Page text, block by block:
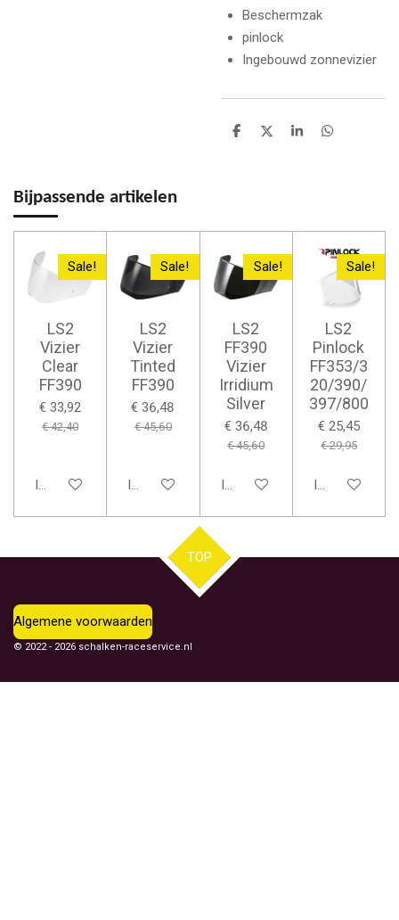
Beschermzak
pinlock
Ingebouwd zonnevizier
D
D
S
D
Bijpassende artikelen
Sale!
LS2
Vizier
Clear
FF390
€ 33,92
€ 42,40
In winkelwagen
Sale!
LS2
Vizier
Tinted
FF390
€ 36,48
€ 45,60
In winkelwagen
Sale!
LS2
FF390
Vizier
Irridium
Silver
€ 36,48
€ 45,60
In winkelwagen
Sale!
LS2
Pinlock
FF353/3
20/390/
397/800
€ 25,45
€ 29,95
In
TOP
Algemene voorwaarden
© 2022 - 2026 schalken-raceservice.nl